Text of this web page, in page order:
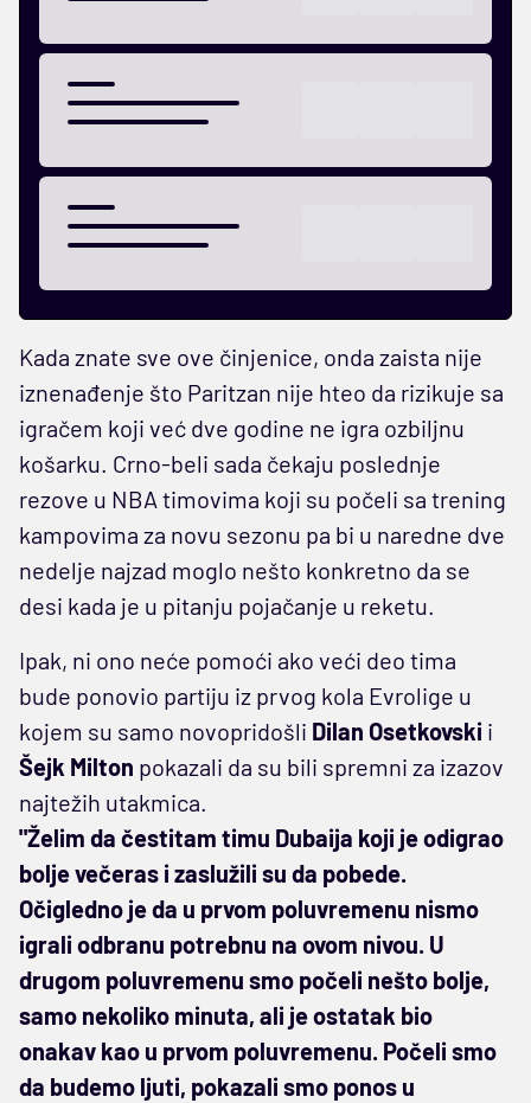
Kada znate sve ove činjenice, onda zaista nije
iznenađenje što Paritzan nije hteo da rizikuje sa
igračem koji već dve godine ne igra ozbiljnu
košarku. Crno-beli sada čekaju poslednje
rezove u NBA timovima koji su počeli sa trening
kampovima za novu sezonu pa bi u naredne dve
nedelje najzad moglo nešto konkretno da se
desi kada je u pitanju pojačanje u reketu.
Ipak, ni ono neće pomoći ako veći deo tima
bude ponovio partiju iz prvog kola Evrolige u
kojem su samo novopridošli Dilan Osetkovski i
Šejk Milton pokazali da su bili spremni za izazov
najtežih utakmica.
"Želim da čestitam timu Dubaija koji je odigrao
bolje večeras i zaslužili su da pobede.
Očigledno je da u prvom poluvremenu nismo
igrali odbranu potrebnu na ovom nivou. U
drugom poluvremenu smo počeli nešto bolje,
samo nekoliko minuta, ali je ostatak bio
onakav kao u prvom poluvremenu. Počeli smo
da budemo ljuti, pokazali smo ponos u